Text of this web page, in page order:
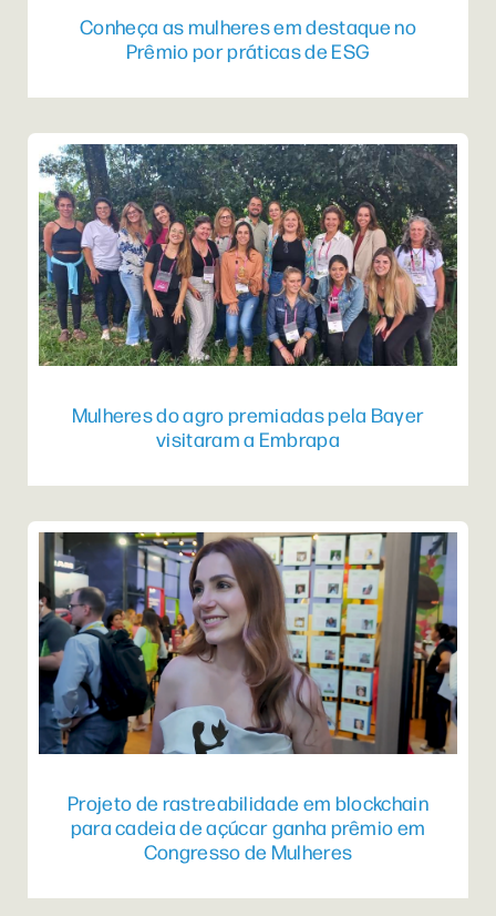
Conheça as mulheres em destaque no
Prêmio por práticas de ESG
Mulheres do agro premiadas pela Bayer
visitaram a Embrapa
Projeto de rastreabilidade em blockchain
para cadeia de açúcar ganha prêmio em
Congresso de Mulheres